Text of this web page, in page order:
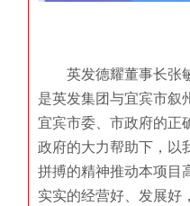
英发德耀董事长张
是英发集团与宜宾市叙
宜宾市委、市政府的正
政府的大力帮助下，以
拼搏的精神推动本项目
实实的经营好、发展好